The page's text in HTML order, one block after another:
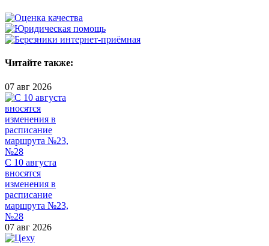
Читайте также:
07 авг 2026
С 10 августа
вносятся
изменения в
расписание
маршрута №23,
№28
07 авг 2026